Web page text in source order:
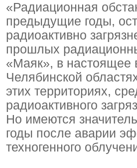
«Радиационная
предыдущие годы,
радиоактивно
прошлых
«Маяк», в настоящее
Челябинской
этих территориях,
радиоактивного
Но имеются
годы после аварии
техногенного